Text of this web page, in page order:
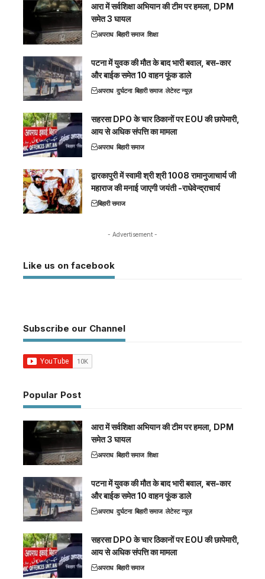
आरा में सर्वशिक्षा अभियान की टीम पर हमला, DPM
समेत 3 घायल
अपराध बिहारी समाज शिक्षा
पटना में युवक की मौत के बाद भारी बवाल, बस-कार
और बाईक समेत 10 वाहन फूंक डाले
अपराध दुर्घटना बिहारी समाज लेटेस्ट न्यूज़
सहरसा DPO के चार ठिकानों पर EOU की छापेमारी,
आय से अधिक संपत्ति का मामला
अपराध बिहारी समाज
द्वारकापुरी में स्वामी श्री श्री 1008 रामानुजाचार्य जी
महाराज की मनाई जाएगी जयंती -राधेवेन्द्राचार्य
बिहारी समाज
- Advertisement -
Like us on facebook
Subscribe our Channel
Popular Post
आरा में सर्वशिक्षा अभियान की टीम पर हमला, DPM
समेत 3 घायल
अपराध बिहारी समाज शिक्षा
पटना में युवक की मौत के बाद भारी बवाल, बस-कार
और बाईक समेत 10 वाहन फूंक डाले
अपराध दुर्घटना बिहारी समाज लेटेस्ट न्यूज़
सहरसा DPO के चार ठिकानों पर EOU की छापेमारी,
आय से अधिक संपत्ति का मामला
अपराध बिहारी समाज